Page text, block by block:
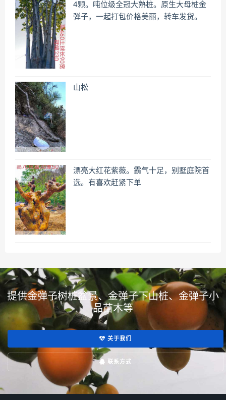
4颗。吨位级全冠大熟桩。原生大母桩金
弹子，一起打包价格美丽，转车发货。
山松
漂亮大红花紫薇。霸气十足，别墅庭院首
选。有喜欢赶紧下单
提供金弹子树桩盆景、金弹子下山桩、金弹子小
品苗木等
关于我们
联系方式